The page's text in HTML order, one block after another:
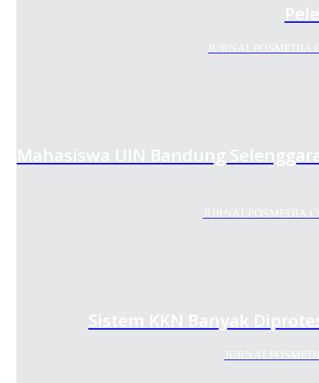
Mahasiswa UIN Bandung
Sistem KKN Banyak